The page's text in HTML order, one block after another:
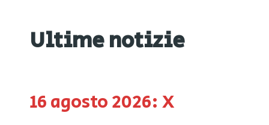
Ultime notizie
16 agosto 2026: X